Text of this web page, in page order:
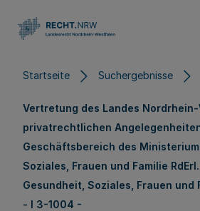
Startseite Suchergebnisse
Vertretung des Landes
privatrechtlichen
Geschäftsbereich des
Soziales, Frauen und Familie
Gesundheit, Soziales, Frauen und
- I 3-1004 -